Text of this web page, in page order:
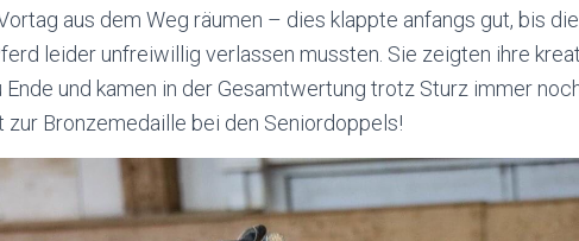
aus dem Weg räumen – dies klappte anfangs gut, bis
leider unfreiwillig verlassen mussten. Sie zeigten ihre
und kamen in der Gesamtwertung trotz Sturz immer
zur Bronzemedaille bei den Seniordoppels!